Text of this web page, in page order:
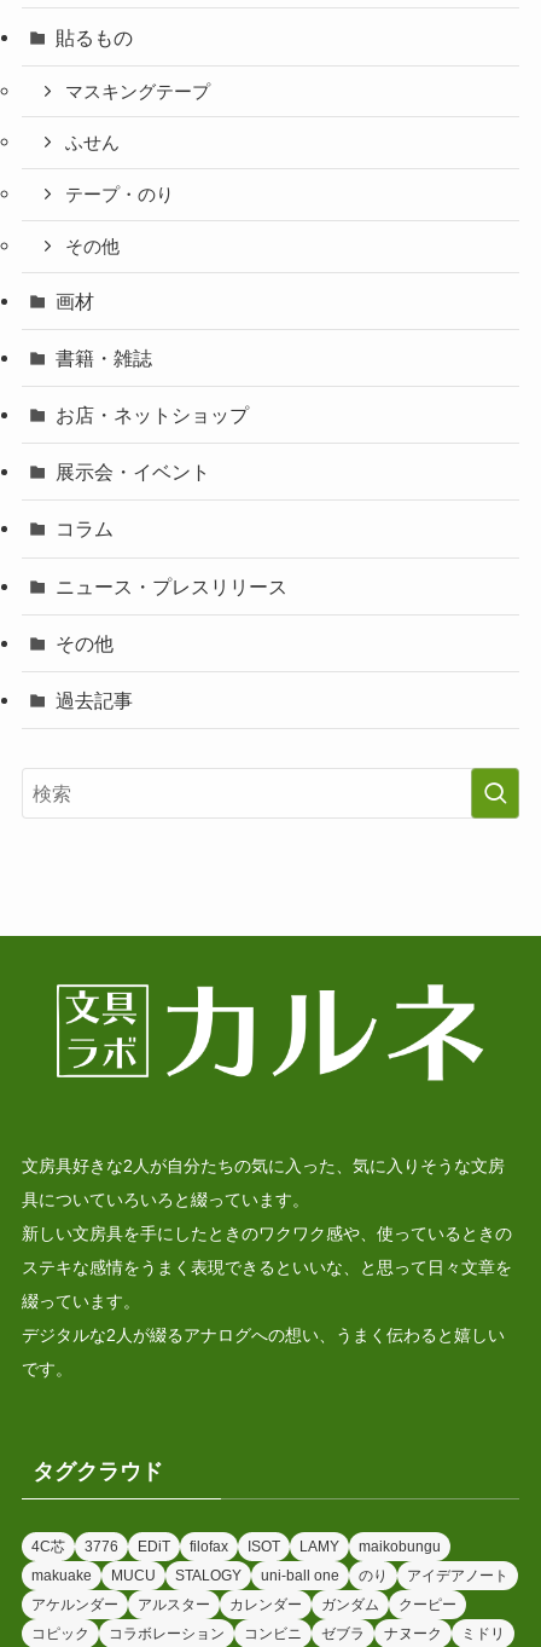
貼るもの
マスキングテープ
ふせん
テープ・のり
その他
画材
書籍・雑誌
お店・ネットショップ
展示会・イベント
コラム
ニュース・プレスリリース
その他
過去記事
文房具好きな2人が自分たちの気に入った、気に入りそうな文房
具についていろいろと綴っています。
新しい文房具を手にしたときのワクワク感や、使っているときの
ステキな感情をうまく表現できるといいな、と思って日々文章を
綴っています。
デジタルな2人が綴るアナログへの想い、うまく伝わると嬉しい
です。
タグクラウド
4C芯 3776 EDiT filofax ISOT LAMY
maikobungu
makuake
MUCU STALOGY uni-ball one のり
アイデアノート
アケルンダー
アルスター カレンダー ガンダム
クーピー
コピック
コラボレーション コンビニ ゼブラ ナヌーク ミドリ